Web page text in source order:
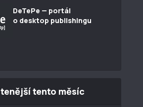
DeTePe — portál
o desktop publishingu
tento měsíc